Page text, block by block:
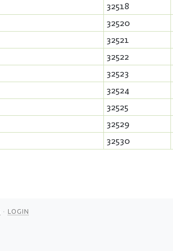
32518
32520
32521
32522
32523
32524
32525
32529
32530
LOGIN